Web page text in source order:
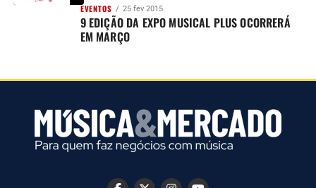
EVENTOS 25 fev 2015
9 EDIÇÃO DA EXPO MUSICAL PLUS OCORRERÁ
EM MARÇO